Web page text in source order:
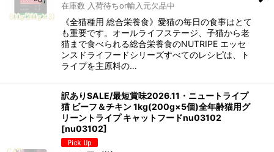
在庫数 入荷待ちor輸入元欠品中
《全猫種用 総合栄養食》愛猫の毎日の食事はとて
も重要です。オールライフステージ、子猫から老
猫まで食べられる総合栄養食のNUTRIPE エッセ
ンスドライフードシリーズすべてのレシピは、ト
ライプを主原料の…
訳ありSALE/最短賞味2026.11・ニュートライプ
猫 ビーフ＆チキン 1kg(200g×5個)全年齢猫用グ
リーントライプ キャットフードnu03102
[nu03102]